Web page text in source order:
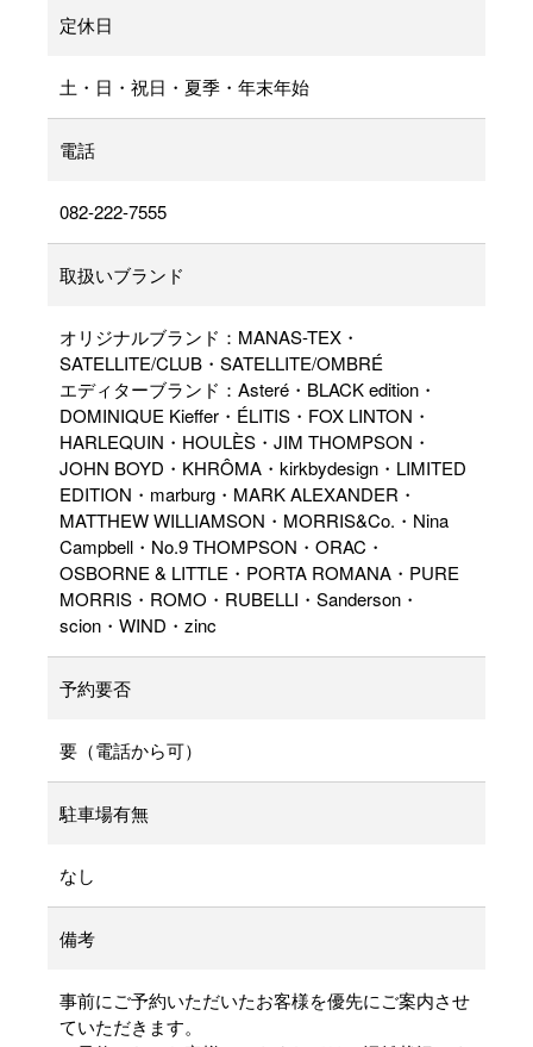
定休日
土・日・祝日・夏季・年末年始
電話
082-222-7555
取扱いブランド
オリジナルブランド：MANAS-TEX・
SATELLITE/CLUB・SATELLITE/OMBRÉ
エディターブランド：Asteré・BLACK edition・
DOMINIQUE Kieffer・ÉLITIS・FOX LINTON・
HARLEQUIN・HOULÈS・JIM THOMPSON・
JOHN BOYD・KHRÔMA・kirkbydesign・LIMITED
EDITION・marburg・MARK ALEXANDER・
MATTHEW WILLIAMSON・MORRIS&Co.・Nina
Campbell・No.9 THOMPSON・ORAC・
OSBORNE & LITTLE・PORTA ROMANA・PURE
MORRIS・ROMO・RUBELLI・Sanderson・
scion・WIND・zinc
予約要否
要（電話から可）
駐車場有無
なし
備考
事前にご予約いただいたお客様を優先にご案内させ
ていただきます。